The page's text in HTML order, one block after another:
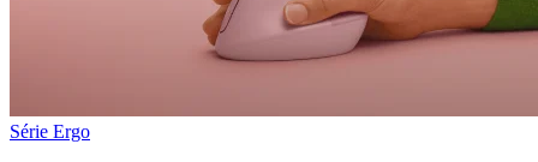
Série Ergo